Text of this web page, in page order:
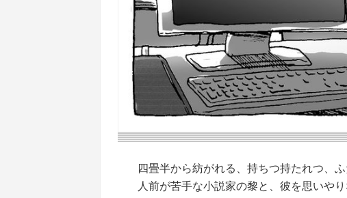
四畳半から紡がれる、持ちつ持たれつ、
人前が苦手な小説家の黎と、彼を思いや